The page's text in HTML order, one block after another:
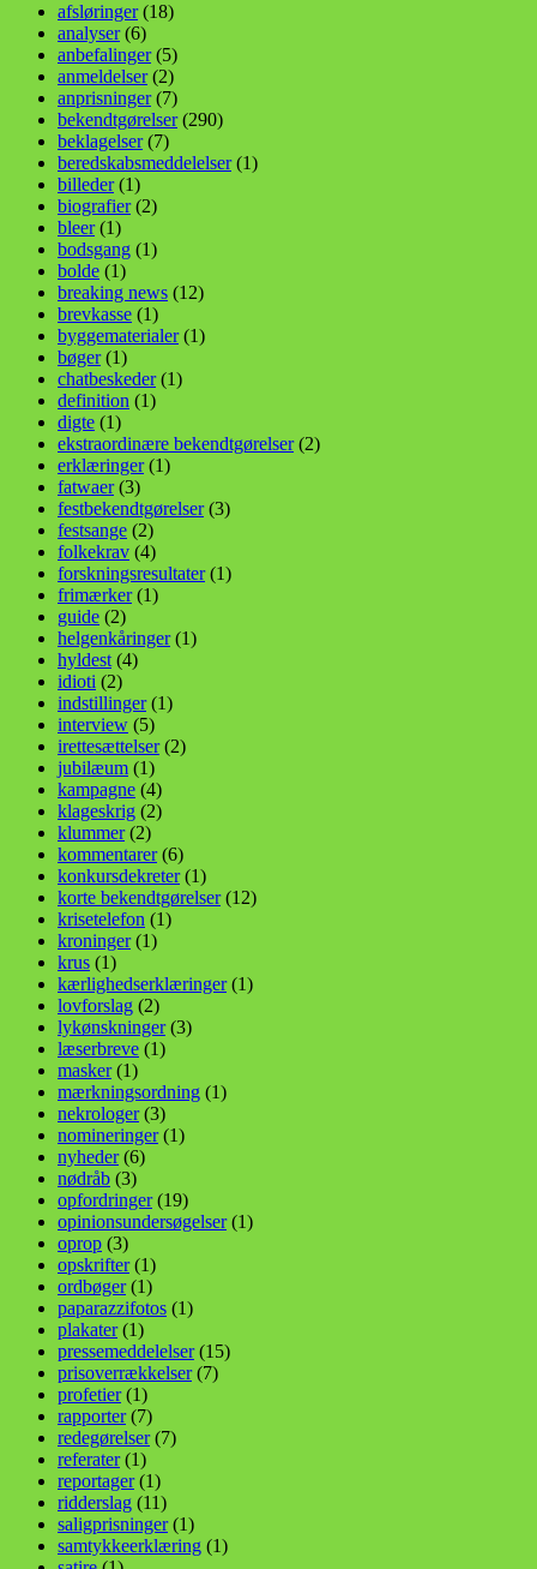
afsløringer(18)
analyser(6)
anbefalinger(5)
anmeldelser(2)
anprisninger(7)
bekendtgørelser(290)
beklagelser(7)
beredskabsmeddelelser(1)
billeder(1)
biografier(2)
bleer(1)
bodsgang (1)
bolde (1)
breaking news (12)
brevkasse (1)
byggematerialer(1)
bøger(1)
chatbeskeder(1)
definition (1)
digte (1)
ekstraordinære bekendtgørelser(2)
erklæringer(1)
fatwaer(3)
festbekendtgørelser(3)
festsange (2)
folkekrav (4)
forskningsresultater(1)
frimærker(1)
guide (2)
helgenkåringer(1)
hyldest (4)
idioti (2)
indstillinger(1)
interview (5)
irettesættelser(2)
jubilæum (1)
kampagne (4)
klageskrig (2)
klummer(2)
kommentarer(6)
konkursdekreter(1)
korte bekendtgørelser(12)
krisetelefon (1)
kroninger(1)
krus (1)
kærlighedserklæringer(1)
lovforslag (2)
lykønskninger(3)
læserbreve (1)
masker(1)
mærkningsordning (1)
nekrologer(3)
nomineringer(1)
nyheder(6)
nødråb (3)
opfordringer(19)
opinionsundersøgelser(1)
oprop (3)
opskrifter(1)
ordbøger(1)
paparazzifotos (1)
plakater(1)
pressemeddelelser(15)
prisoverrækkelser(7)
profetier(1)
rapporter(7)
redegørelser(7)
referater(1)
reportager(1)
ridderslag (11)
saligprisninger(1)
samtykkeerklæring (1)